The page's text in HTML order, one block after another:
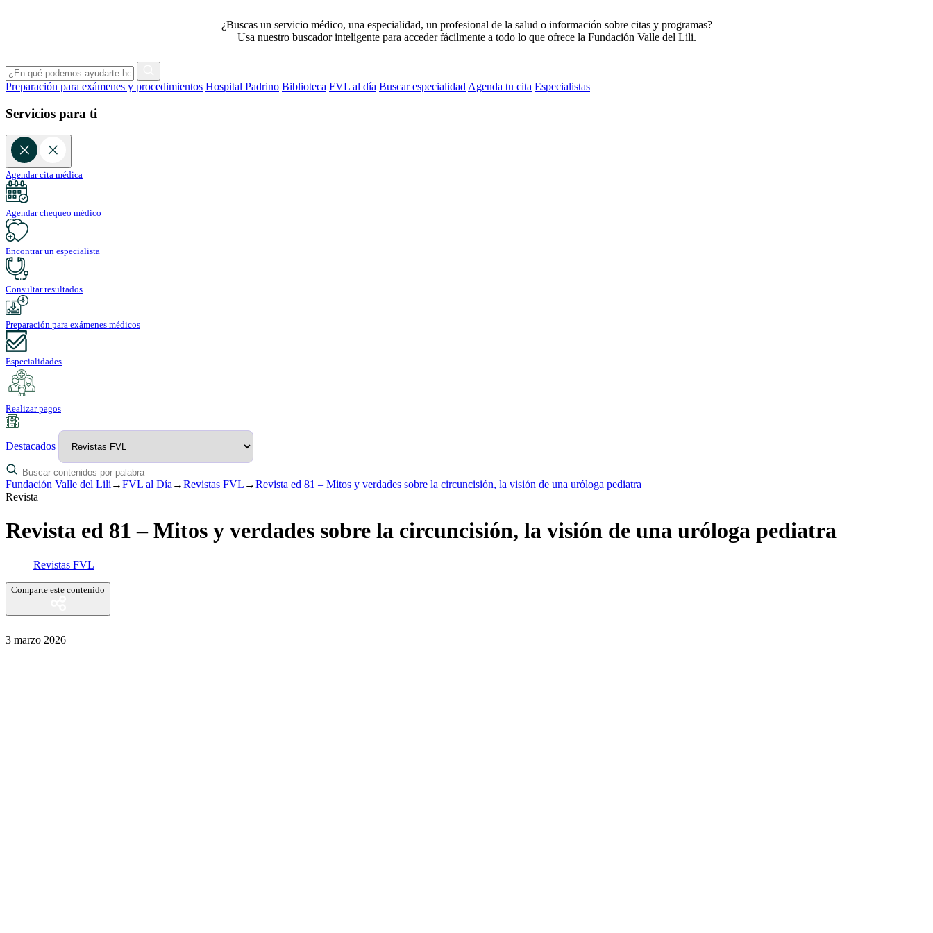
¿Buscas un servicio médico, una especialidad, un profesional de la salud o información sobre citas y programas?
Usa nuestro buscador inteligente para acceder fácilmente a todo lo que ofrece la Fundación Valle del Lili.
Preparación para exámenes y procedimientos Hospital Padrino Biblioteca FVL al día Buscar especialidad Agenda tu cita Especialistas
Servicios para ti
Agendar cita médica
Agendar chequeo médico
Encontrar un especialista
Consultar resultados
Preparación para exámenes médicos
Especialidades
Realizar pagos
Destacados
Fundación Valle del Lili →FVL al Día →Revistas FVL →Revista ed 81 – Mitos y verdades sobre la circuncisión, la visión de una uróloga pediatra
Revista
Revista ed 81 – Mitos y verdades sobre la circuncisión, la visión de una uróloga pediatra
Revistas FVL
Comparte este contenido
3 marzo 2026